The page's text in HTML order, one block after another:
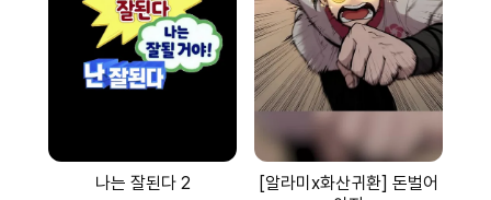
나는 잘된다 2
[알라미x화산귀환] 돈벌어